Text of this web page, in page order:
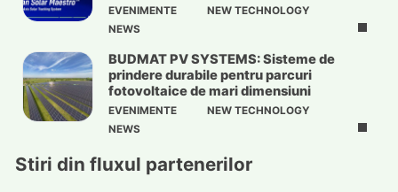
EVENIMENTE
NEW TECHNOLOGY
NEWS
BUDMAT PV SYSTEMS: Sisteme de
prindere durabile pentru parcuri
fotovoltaice de mari dimensiuni
EVENIMENTE
NEW TECHNOLOGY
NEWS
Stiri din fluxul partenerilor